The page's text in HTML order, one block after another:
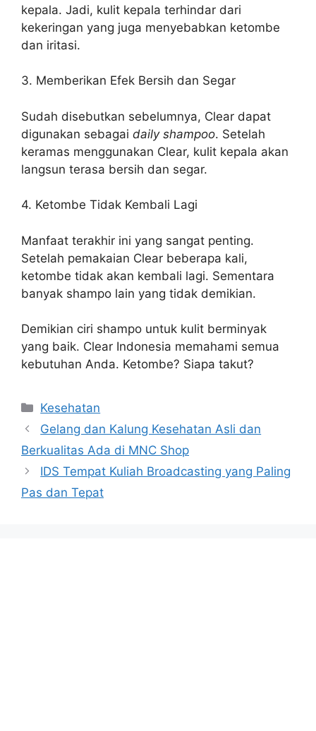
kepala. Jadi, kulit kepala terhindar dari
kekeringan yang juga menyebabkan ketombe
dan iritasi.
3. Memberikan Efek Bersih dan Segar
Sudah disebutkan sebelumnya, Clear dapat
digunakan sebagai daily shampoo. Setelah
keramas menggunakan Clear, kulit kepala akan
langsun terasa bersih dan segar.
4. Ketombe Tidak Kembali Lagi
Manfaat terakhir ini yang sangat penting.
Setelah pemakaian Clear beberapa kali,
ketombe tidak akan kembali lagi. Sementara
banyak shampo lain yang tidak demikian.
Demikian ciri shampo untuk kulit berminyak
yang baik. Clear Indonesia memahami semua
kebutuhan Anda. Ketombe? Siapa takut?
Categories
Kesehatan
Gelang dan Kalung Kesehatan Asli dan
Berkualitas Ada di MNC Shop
IDS Tempat Kuliah Broadcasting yang Paling
Pas dan Tepat